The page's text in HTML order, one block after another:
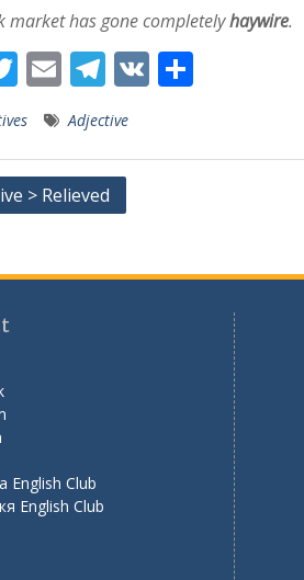
market has gone completelyhaywire.
T
w
itt
er
E
m
ai
l
T
el
e
gr
a
V
e
Adjective
> Relieved
English Club
English Club